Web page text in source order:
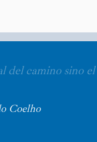
del camino sino el
Coelho